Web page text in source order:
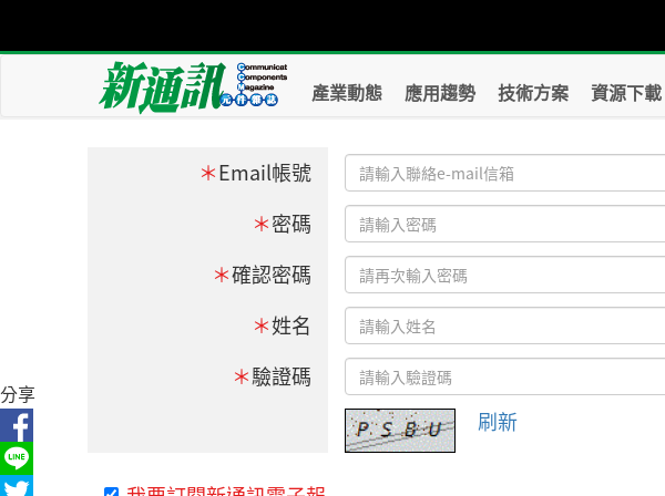
產業動態 應用趨勢 技術方案 資源下載
＊Email帳號
＊密碼
＊確認密碼
＊姓名
＊驗證碼
刷新
分享